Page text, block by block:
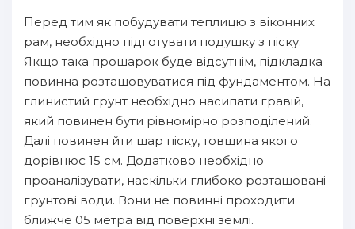
Перед тим як побудувати теплицю з віконних
рам, необхідно підготувати подушку з піску.
Якщо така прошарок буде відсутнім, підкладка
повинна розташовуватися під фундаментом. На
глинистий грунт необхідно насипати гравій,
який повинен бути рівномірно розподілений.
Далі повинен йти шар піску, товщина якого
дорівнює 15 см. Додатково необхідно
проаналізувати, наскільки глибоко розташовані
грунтові води. Вони не повинні проходити
ближче 05 метра від поверхні землі.